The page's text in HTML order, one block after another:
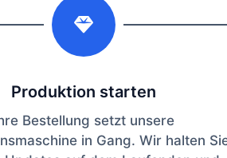
Produktion starten
Bestellung setzt unsere
in Gang. Wir halten